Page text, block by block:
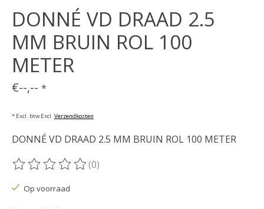
DONNÉ VD DRAAD 2.5
MM BRUIN ROL 100
METER
€--,-- *
* Excl. btw Excl. Verzendkosten
DONNÉ VD DRAAD 2.5 MM BRUIN ROL 100 METER
De beoordeling van dit product is
(0)
Op voorraad